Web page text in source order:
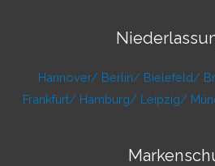
Hannover/ Berlin/ Bielefeld/
Frankfurt/ Hamburg/ Leipzig/